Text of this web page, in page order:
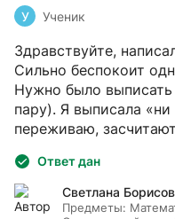
У Ученик
Здравствуйте,
Сильно беспокоит
Нужно было
пару). Я выписала
переживаю,
Ответ дан
Светлана
Предметы: